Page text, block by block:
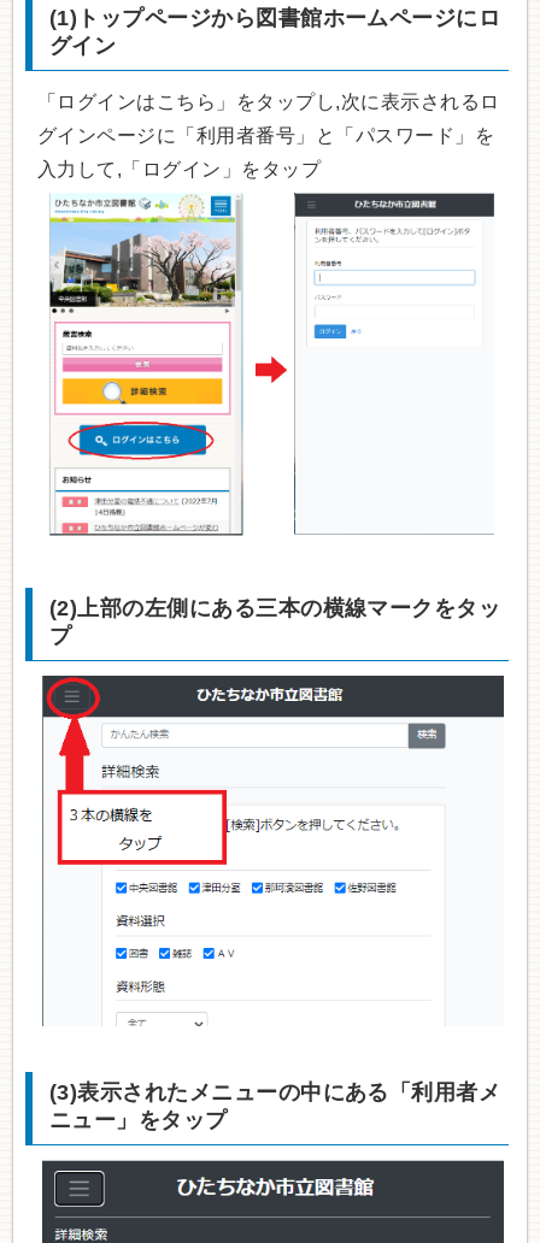
(1)トップページから図書館ホームページにロ
グイン
「ログインはこちら」をタップし,次に表示されるロ
グインページに「利用者番号」と「パスワード」を
入力して,「ログイン」をタップ
(2)上部の左側にある三本の横線マークをタッ
プ
(3)表示されたメニューの中にある「利用者メ
ニュー」をタップ